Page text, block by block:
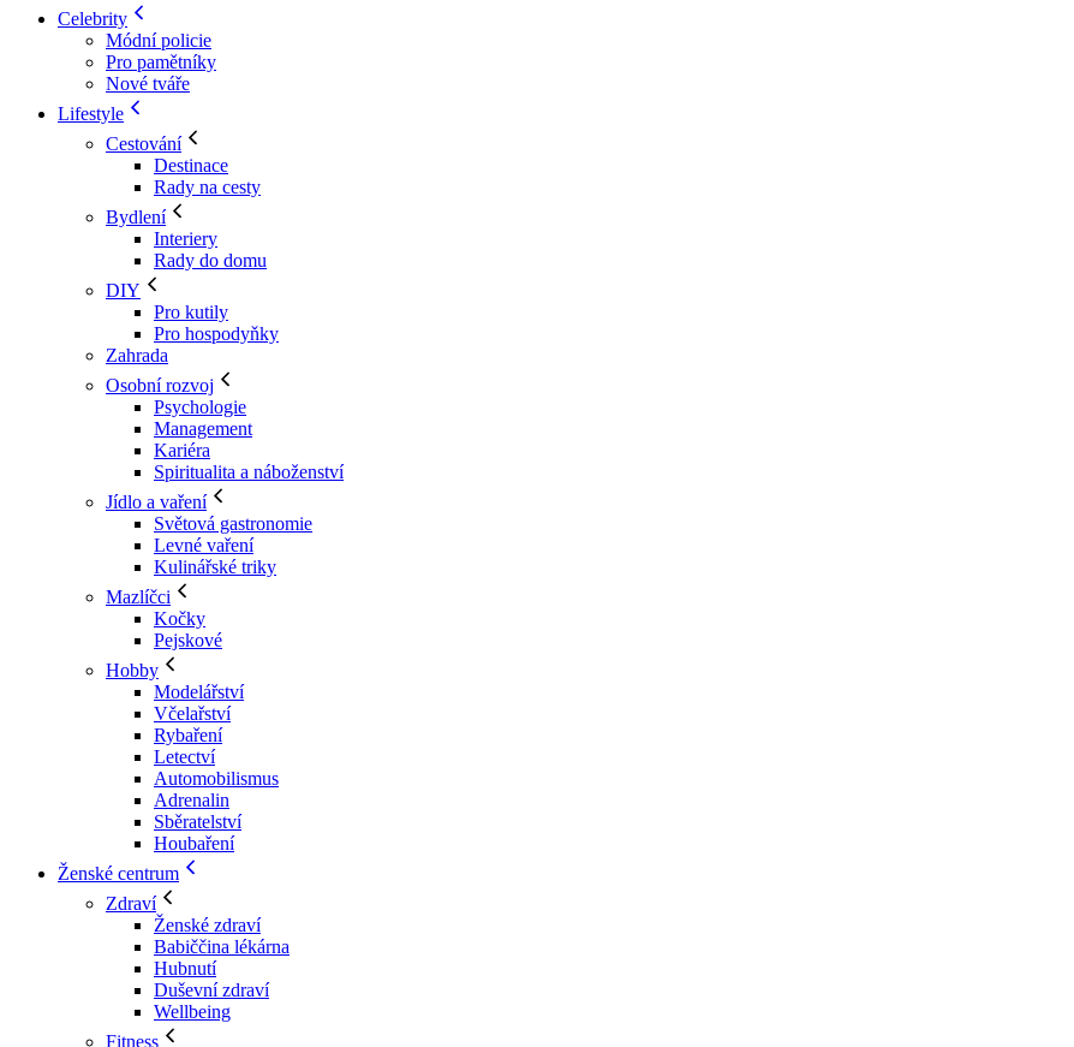
Celebrity
Módní policie
Pro pamětníky
Nové tváře
Lifestyle
Cestování
Destinace
Rady na cesty
Bydlení
Interiery
Rady do domu
DIY
Pro kutily
Pro hospodyňky
Zahrada
Osobní rozvoj
Psychologie
Management
Kariéra
Spiritualita a náboženství
Jídlo a vaření
Světová gastronomie
Levné vaření
Kulinářské triky
Mazlíčci
Kočky
Pejskové
Hobby
Modelářství
Včelařství
Rybaření
Letectví
Automobilismus
Adrenalin
Sběratelství
Houbaření
Ženské centrum
Zdraví
Ženské zdraví
Babiččina lékárna
Hubnutí
Duševní zdraví
Wellbeing
Fitness